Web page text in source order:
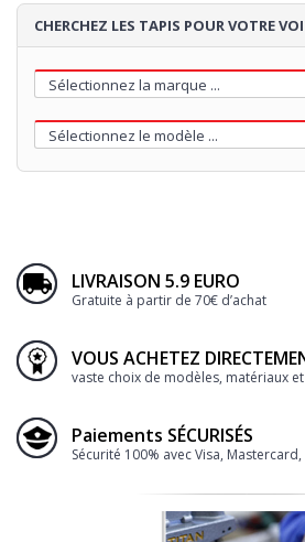
CHERCHEZ LES TAPIS POUR VOTRE
LIVRAISON 5.9 EURO
Gratuite à partir de 70€ d’achat
VOUS ACHETEZ
vaste choix de modèles, matériaux
Paiements SÉCURISÉS
Sécurité 100% avec Visa,